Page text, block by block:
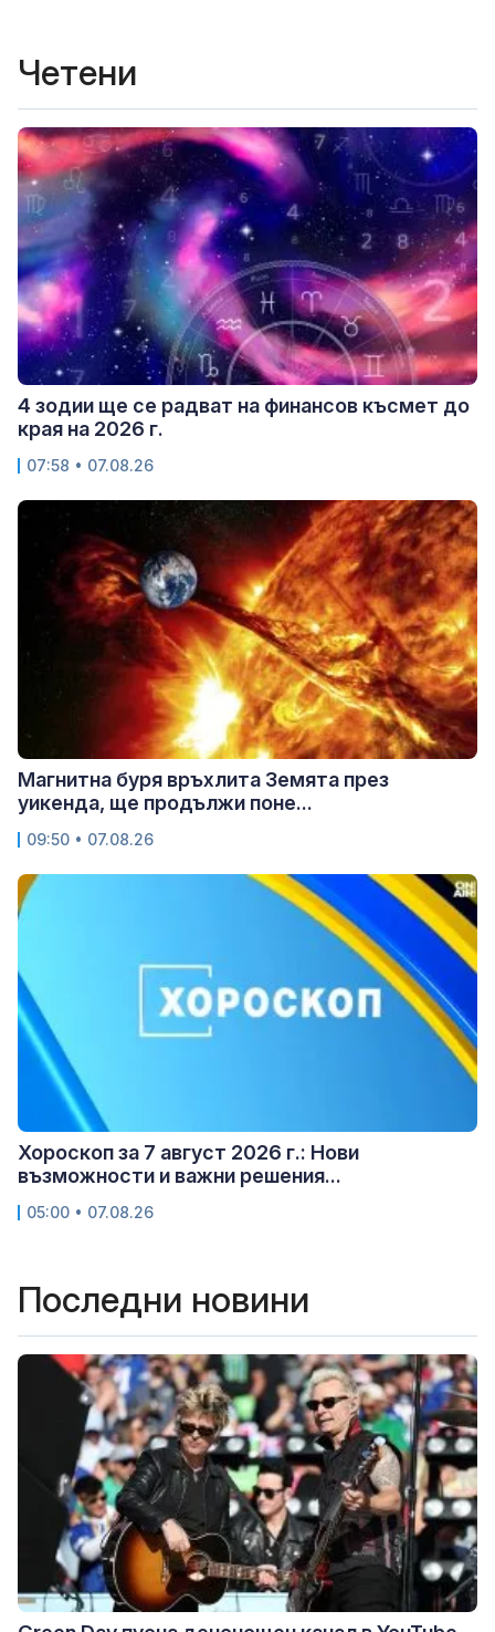
Четени
4 зодии ще се радват на финансов късмет до
края на 2026 г.
07:58 • 07.08.26
Магнитна буря връхлита Земята през
уикенда, ще продължи поне...
09:50 • 07.08.26
Хороскоп за 7 август 2026 г.: Нови
възможности и важни решения...
05:00 • 07.08.26
Последни новини